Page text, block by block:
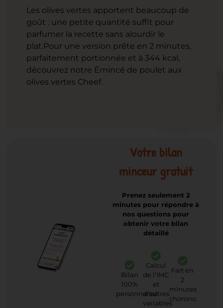
Les olives vertes apportent beaucoup de
goût : une petite quantité suffit pour
parfumer la recette sans alourdir le
plat.Pour une version prête en 2 minutes,
parfaitement portionnée et à 344 kcal,
découvrez notre Émincé de poulet aux
olives vertes Cheef.
Votre bilan
minceur gratuit
Prenez seulement 2
minutes pour répondre à
nos questions pour
obtenir votre bilan
détaillé
Bilan
100%
personnalisé
Calcul
de l'IMC
et
d'autres
variables
Fait en
2
minutes
chorono